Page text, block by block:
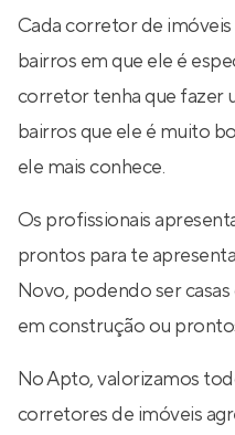
Cada corretor de
bairros em que ele é
corretor tenha que fazer
bairros que ele é muito
ele mais conhece.
Os profissionais
prontos para te
Novo, podendo ser
em construção ou
No Apto, valorizamos
corretores de imóveis